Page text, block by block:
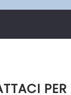
PER